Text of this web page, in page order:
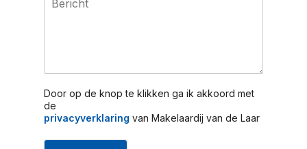
r
*
Door op de knop te klikken ga ik akkoord met
de
privacyverklaring van Makelaardij van de Laar